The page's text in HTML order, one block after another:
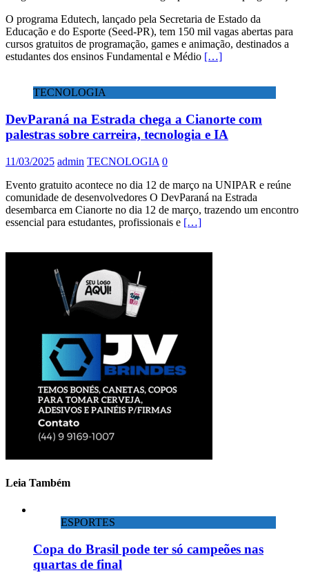
O programa Edutech, lançado pela Secretaria de Estado da
Educação e do Esporte (Seed-PR), tem 150 mil vagas abertas para
cursos gratuitos de programação, games e animação, destinados a
estudantes dos ensinos Fundamental e Médio […]
TECNOLOGIA
DevParaná na Estrada chega a Cianorte com
palestras sobre carreira, tecnologia e IA
11/03/2025 admin TECNOLOGIA 0
Evento gratuito acontece no dia 12 de março na UNIPAR e reúne
comunidade de desenvolvedores O DevParaná na Estrada
desembarca em Cianorte no dia 12 de março, trazendo um encontro
essencial para estudantes, profissionais e […]
Leia Também
ESPORTES
Copa do Brasil pode ter só campeões nas
quartas de final